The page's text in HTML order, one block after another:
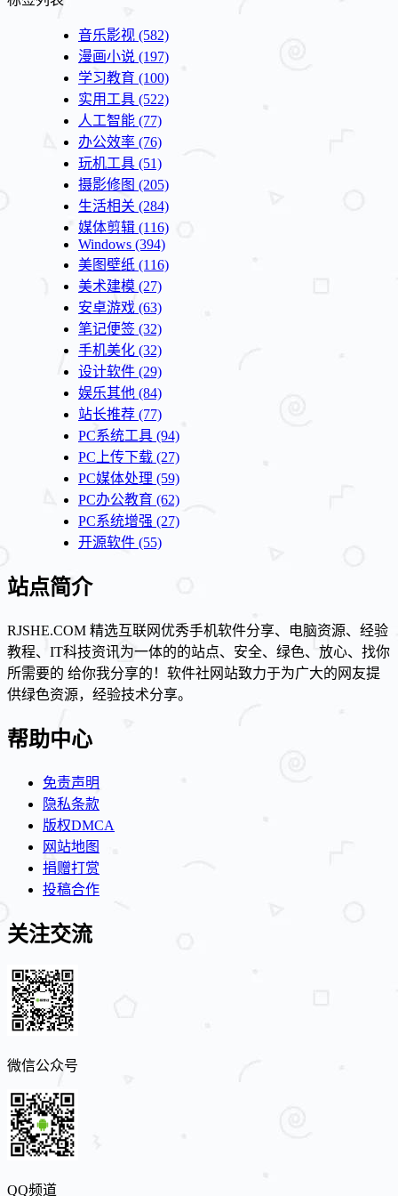
音乐影视 (582)
漫画小说 (197)
学习教育 (100)
实用工具 (522)
人工智能 (77)
办公效率 (76)
玩机工具 (51)
摄影修图 (205)
生活相关 (284)
媒体剪辑 (116)
Windows (394)
美图壁纸 (116)
美术建模 (27)
安卓游戏 (63)
笔记便签 (32)
手机美化 (32)
设计软件 (29)
娱乐其他 (84)
站长推荐 (77)
PC系统工具 (94)
PC上传下载 (27)
PC媒体处理 (59)
PC办公教育 (62)
PC系统增强 (27)
开源软件 (55)
站点简介
RJSHE.COM 精选互联网优秀手机软件分享、电脑资源、经验
教程、IT科技资讯为一体的的站点、安全、绿色、放心、找你
所需要的 给你我分享的！软件社网站致力于为广大的网友提
供绿色资源，经验技术分享。
帮助中心
免责声明
隐私条款
版权DMCA
网站地图
捐赠打赏
投稿合作
关注交流
微信公众号
QQ频道